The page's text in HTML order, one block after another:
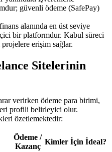
güvenli ödeme (SafePay)
alanında en üst seviye
bir platformdur. Kabul süreci
erişim sağlar.
Sitelerinin
verirken ödeme para birimi,
profili belirleyici olur.
özetlemektedir:
Ödeme /
Kazanç
Kimler İçin İdeal?